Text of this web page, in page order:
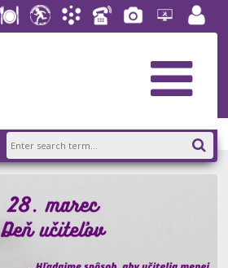
StudentAcademic
PhoneGalleryHelpdesk
EUBAportal